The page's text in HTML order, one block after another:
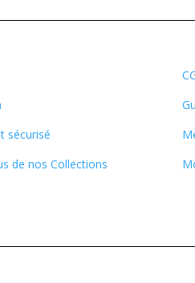
sécurisé
de nos Collections